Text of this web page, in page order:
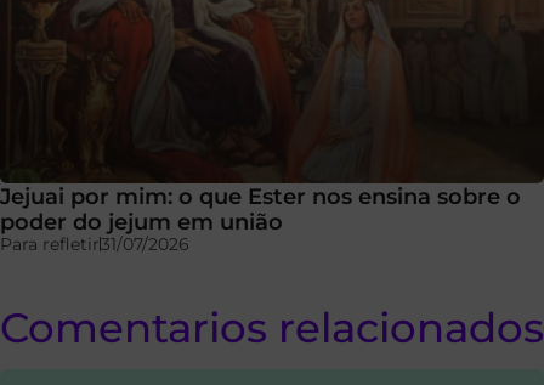
Jejuai por mim: o que Ester nos ensina sobre o
poder do jejum em união
Para refletir31/07/2026
Comentarios relacionados